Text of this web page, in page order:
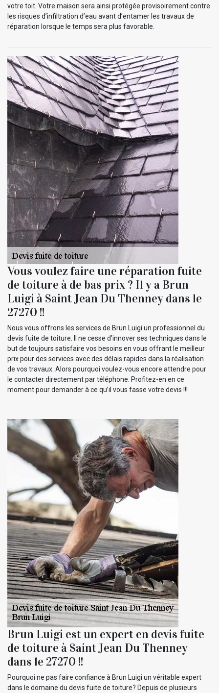
votre toit. Votre maison sera ainsi protégée provisoirement contre
les risques d’infiltration d’eau avant d’entamer les travaux de
réparation lorsque le temps sera plus favorable.
Vous voulez faire une réparation fuite
de toiture à de bas prix ? Il y a Brun
Luigi à Saint Jean Du Thenney dans le
27270 !!
Nous vous offrons les services de Brun Luigi un professionnel du
devis fuite de toiture. Il ne cesse d’innover ses techniques dans le
but de toujours satisfaire vos besoins en vous offrant le meilleur
prix pour des services avec des délais rapides dans la réalisation
de vos travaux. Alors pourquoi voulez-vous encore attendre pour
le contacter directement par téléphone. Profitez-en en ce
moment pour demander à ce qu’il vous fasse votre devis !!!
Brun Luigi est un expert en devis fuite
de toiture à Saint Jean Du Thenney
dans le 27270 !!
Pourquoi ne pas faire confiance à Brun Luigi un véritable expert
dans le domaine du devis fuite de toiture? Depuis de plusieurs